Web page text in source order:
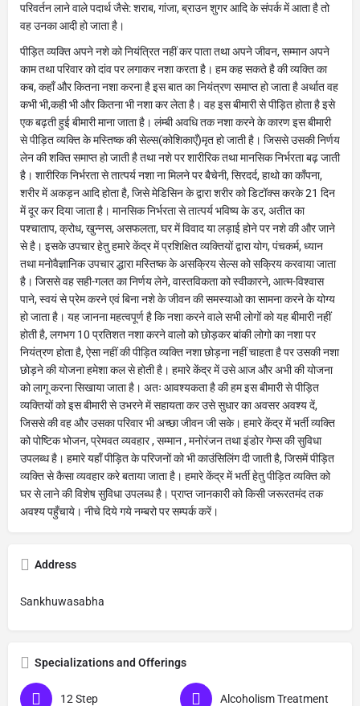
परिवर्तन लाने वाले पदार्थ जैसे: शराब, गांजा, ब्राउन शुगर आदि के संपर्क में आता है तो
वह उनका आदी हो जाता है।
पीड़ित व्यक्ति अपने नशे को नियंत्रित नहीं कर पाता तथा अपने जीवन, सम्मान अपने
काम तथा परिवार को दांव पर लगाकर नशा करता है। हम कह सकते है की व्यक्ति का
कब, कहाँ और कितना नशा करना है इस बात का नियंत्रण समाप्त हो जाता है अर्थात वह
कभी भी,कही भी और कितना भी नशा कर लेता है। वह इस बीमारी से पीड़ित होता है इसे
एक बढ़ती हुई बीमारी माना जाता है। लंम्बी अवधि तक नशा करने के कारण इस बीमारी
से पीड़ित व्यक्ति के मस्तिष्क की सेल्स(कोशिकाएँ)मृत हो जाती है। जिससे उसकी निर्णय
लेन की शक्ति समाप्त हो जाती है तथा नशे पर शारीरिक तथा मानसिक निर्भरता बढ़ जाती
है। शारीरिक निर्भरता से तात्पर्य नशा ना मिलने पर बैचेनी, सिरदर्द, हाथो का काँपना,
शरीर में अकड़न आदि होता है, जिसे मेडिसिन के द्वारा शरीर को डिटॉक्स करके 21 दिन
में दूर कर दिया जाता है। मानसिक निर्भरता से तात्पर्य भविष्य के डर, अतीत का
पश्चाताप, क्रोध, खुन्नस, असफलता, घर में विवाद या लड़ाई होने पर नशे की और जाने
से है। इसके उपचार हेतु हमारे केंद्र में प्रशिक्षित व्यक्तियों द्वारा योग, पंचकर्म, ध्यान
तथा मनोवैज्ञानिक उपचार द्धारा मस्तिष्क के असक्रिय सेल्स को सक्रिय करवाया जाता
है। जिससे वह सही-गलत का निर्णय लेने, वास्तविकता को स्वीकारने, आत्म-विश्वास
पाने, स्वयं से प्रेम करने एवं बिना नशे के जीवन की समस्याओ का सामना करने के योग्य
हो जाता है। यह जानना महत्वपूर्ण है कि नशा करने वाले सभी लोगों को यह बीमारी नहीं
होती है, लगभग 10 प्रतिशत नशा करने वालो को छोड़कर बांकी लोगो का नशा पर
नियंत्रण होता है, ऐसा नहीं की पीड़ित व्यक्ति नशा छोड़ना नहीं चाहता है पर उसकी नशा
छोड़ने की योजना हमेशा कल से होती है। हमारे केंद्र में उसे आज और अभी की योजना
को लागू करना सिखाया जाता है। अतः आवश्यकता है की हम इस बीमारी से पीड़ित
व्यक्तियों को इस बीमारी से उभरने में सहायता कर उसे सुधार का अवसर अवश्य दें,
जिससे की वह और उसका परिवार भी अच्छा जीवन जी सके। हमारे केंद्र में भर्ती व्यक्ति
को पोष्टिक भोजन, प्रेमवत व्यवहार , सम्मान , मनोरंजन तथा इंडोर गेम्स की सुविधा
उपलब्ध है। हमारे यहाँ पीड़ित के परिजनों को भी काउंसिलिंग दी जाती है, जिसमें पीड़ित
व्यक्ति से कैसा व्यवहार करे बताया जाता है। हमारे केंद्र में भर्ती हेतु पीड़ित व्यक्ति को
घर से लाने की विशेष सुविधा उपलब्ध है। प्राप्त जानकारी को किसी जरूरतमंद तक
अवश्य पहुँचाये। नीचे दिये गये नम्बरो पर सम्पर्क करें।
Address
Sankhuwasabha
Specializations and Offerings
12 Step Alcoholism Treatment